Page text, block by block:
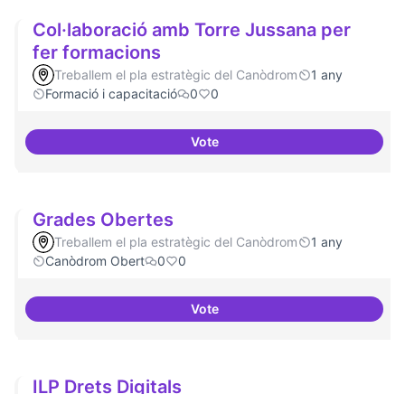
Col·laboració amb Torre Jussana per
fer formacions
Treballem el pla estratègic del Canòdrom
1 any
Formació i capacitació
0 0
VoteCol·laboració amb Torre
Grades Obertes
Treballem el pla estratègic del Canòdrom
1 any
Canòdrom Obert
0 0
VoteGrades Obertes
ILP Drets Digitals